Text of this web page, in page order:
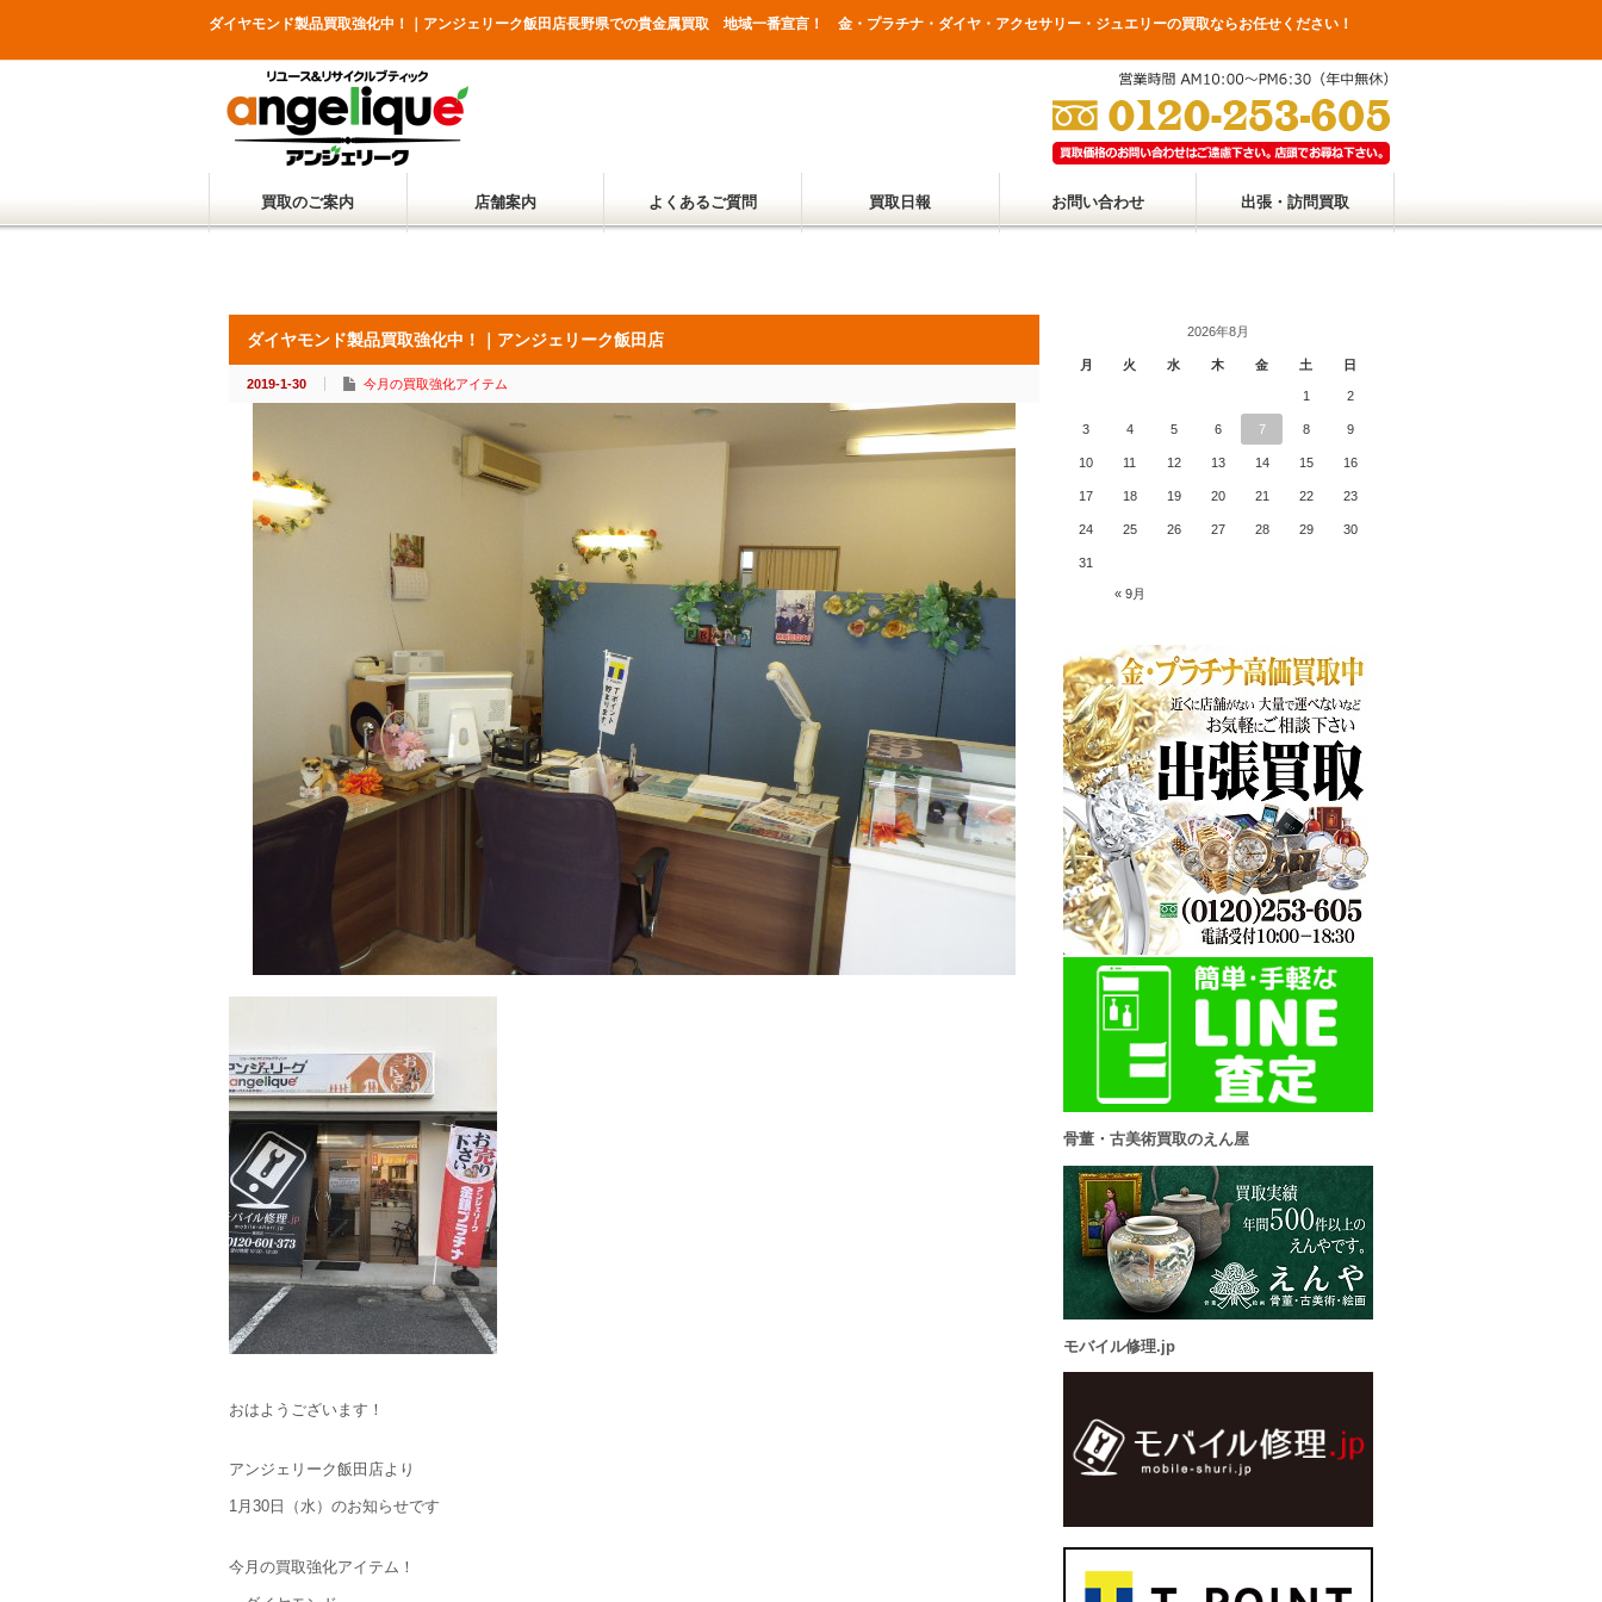
ダイヤモンド製品買取強化中！｜アンジェリーク飯田店長野県での貴金属買取 地域一番宣言！ 金・プラチナ・ダイヤ・アクセサリー・ジュエリーの買取ならお任せください！
買取のご案内 店舗案内 よくあるご質問 買取日報 お問い合わせ 出張・訪問買取
ダイヤモンド製品買取強化中！｜アンジェリーク飯田店
2019-1-30 今月の買取強化アイテム
おはようございます！
アンジェリーク飯田店より
1月30日（水）のお知らせです
今月の買取強化アイテム！
2026年8月
月 火 水 木 金 土 日
« 9月
1 2
3 4 5 6 7 8 9
10 11 12 13 14 15 16
17 18 19 20 21 22 23
24 25 26 27 28 29 30
31
骨董・古美術買取のえん屋
モバイル修理.jp